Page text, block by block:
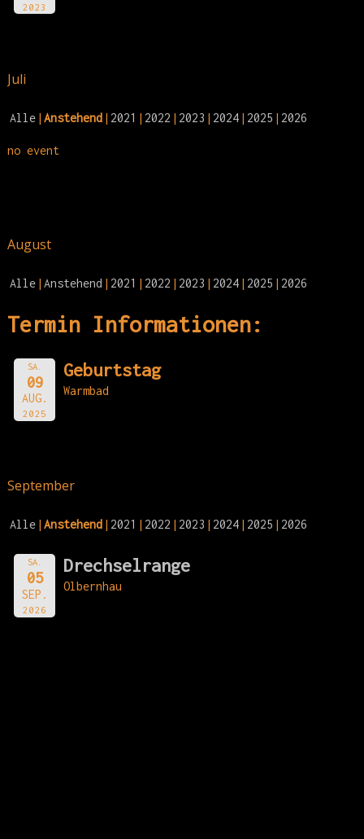
2023
Juli
Alle Anstehend 2021 2022 2023 2024 2025 2026
no event
August
Alle Anstehend 2021 2022 2023 2024 2025 2026
Termin Informationen:
SA.
09
AUG.
2025
Geburtstag
Warmbad
September
Alle Anstehend 2021 2022 2023 2024 2025 2026
SA.
05
SEP.
2026
Drechselrange
Olbernhau